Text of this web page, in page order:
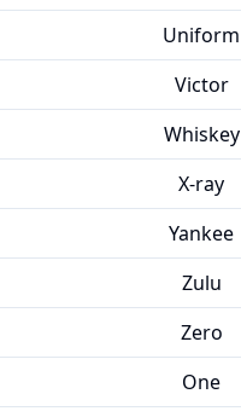
Uniform
Victor
Whiskey
X-ray
Yankee
Zulu
Zero
One